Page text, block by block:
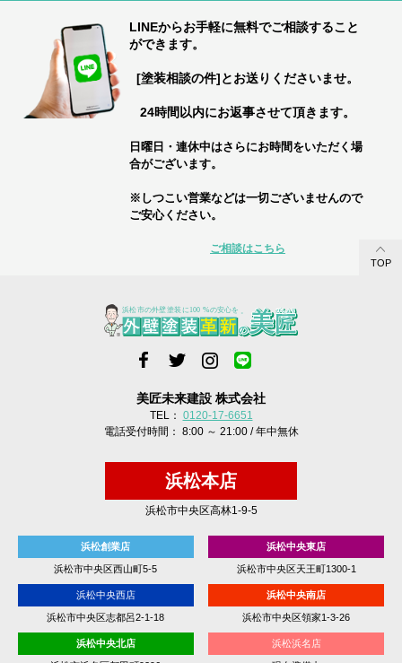
LINEからお手軽に無料でご相談すること
ができます。
[塗装相談の件]とお送りくださいませ。
24時間以内にお返事させて頂きます。
日曜日・連休中はさらにお時間をいただく場
合がございます。
※しつこい営業などは一切ございませんので
ご安心ください。
ご相談はこちら
TOP
美匠未来建設 株式会社
TEL： 0120-17-6651
電話受付時間： 8:00 ～ 21:00 / 年中無休
浜松本店
浜松市中央区高林1-9-5
浜松創業店
浜松市中央区西山町5-5
浜松中央東店
浜松市中央区天王町1300-1
浜松中央西店
浜松市中央区志都呂2-1-18
浜松中央南店
浜松市中央区領家1-3-26
浜松中央北店 浜松浜名店